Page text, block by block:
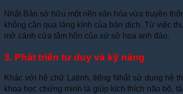
Nhật Bản sở hữu một nền văn hóa vừa truyền
không cần qua lăng kính của bản dịch. Từ việc
mở cánh cửa tâm hồn của xứ sở hoa anh đào.
3. Phát triển tư duy và kỹ năng
Khác với hệ chữ Latinh, tiếng Nhật sử dụng hệ
khoa học chứng minh là giúp kích thích não bộ,